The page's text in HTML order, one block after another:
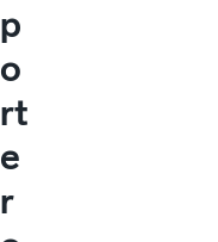
p
o
rt
e
r